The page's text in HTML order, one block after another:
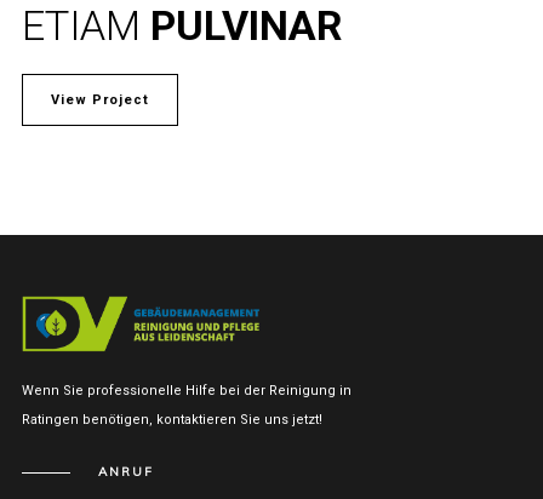
ETIAM PULVINAR
View Project
Wenn Sie professionelle Hilfe bei der Reinigung in
Ratingen benötigen, kontaktieren Sie uns jetzt!
ANRUF